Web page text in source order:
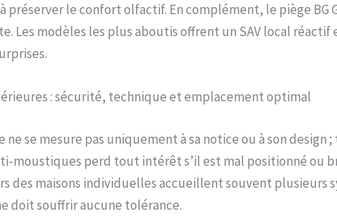
préserver le confort olfactif. En complément, le piège BG
Les modèles les plus aboutis offrent un SAV local
: sécurité, technique et emplacement optimal
se mesure pas uniquement à sa notice ou à son
moustiques perd tout intérêt s’il est mal positionné ou
des maisons individuelles accueillent souvent
doit souffrir aucune tolérance.